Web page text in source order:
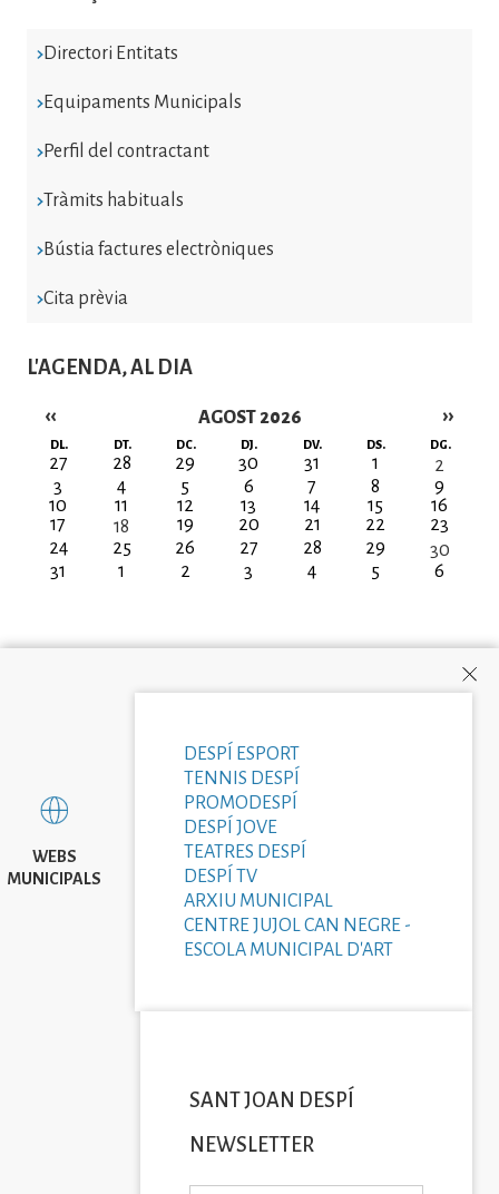
Directori Entitats
Equipaments Municipals
Perfil del contractant
Tràmits habituals
Bústia factures electròniques
Cita prèvia
L'AGENDA, AL DIA
AGOST 2026
Paginació
‹‹ ››
DL. DT. DC. DJ. DV. DS. DG.
27 28 29 30 31 1
2
3
4 5 6 7 8
9
10
11 12 13 14 15
16
17
18 19 20 21 22
23
24
25 26 27 28 29
30
31
1 2 3 4 5 6
WEBS
MUNICIPALS
DESPÍ ESPORT
TENNIS DESPÍ
PROMODESPÍ
DESPÍ JOVE
TEATRES DESPÍ
DESPÍ TV
ARXIU MUNICIPAL
CENTRE JUJOL CAN NEGRE -
ESCOLA MUNICIPAL D'ART
SANT JOAN DESPÍ
NEWSLETTER